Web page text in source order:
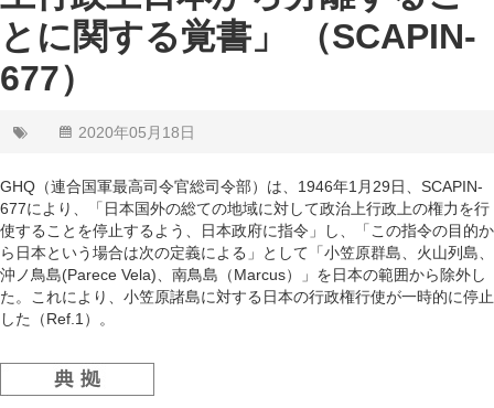
6. 環境
7. 補足
とに関する覚書」 （SCAPIN-
677）
2020年05月18日
GHQ（連合国軍最高司令官総司令部）は、1946年1月29日、SCAPIN-
677により、「日本国外の総ての地域に対して政治上行政上の権力を行
使することを停止するよう、日本政府に指令」し、「この指令の目的か
ら日本という場合は次の定義による」として「小笠原群島、火山列島、
沖ノ鳥島(Parece Vela)、南鳥島（Marcus）」を日本の範囲から除外し
た。これにより、小笠原諸島に対する日本の行政権行使が一時的に停止
した（Ref.1）。